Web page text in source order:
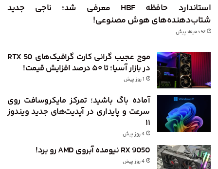
استاندارد حافظه HBF معرفی شد؛ ناجی جدید
شتاب‌دهنده‌های هوش مصنوعی!
52 دقیقه پیش
موج عجیب گرانی کارت گرافیک‌های RTX 50
در بازار آسیا؛ تا ۵۰ درصد افزایش قیمت!
1 روز پیش
آماده باگ باشید؛ تمرکز مایکروسافت روی
سرعت و پایداری در آپدیت‌های جدید ویندوز
۱۱
4 روز پیش
RX 9050 نیومده آبروی AMD رو برد!
4 روز پیش